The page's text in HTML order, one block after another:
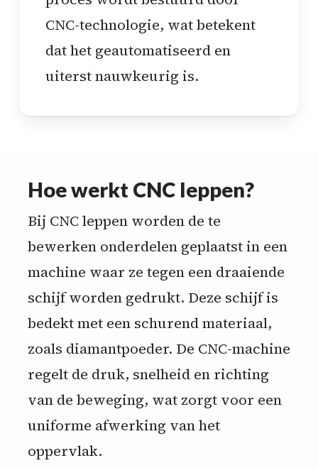
CNC-technologie, wat betekent
dat het geautomatiseerd en
uiterst nauwkeurig is.
Hoe werkt CNC leppen?
Bij CNC leppen worden de te
bewerken onderdelen geplaatst in een
machine waar ze tegen een draaiende
schijf worden gedrukt. Deze schijf is
bedekt met een schurend materiaal,
zoals diamantpoeder. De CNC-machine
regelt de druk, snelheid en richting
van de beweging, wat zorgt voor een
uniforme afwerking van het
oppervlak.